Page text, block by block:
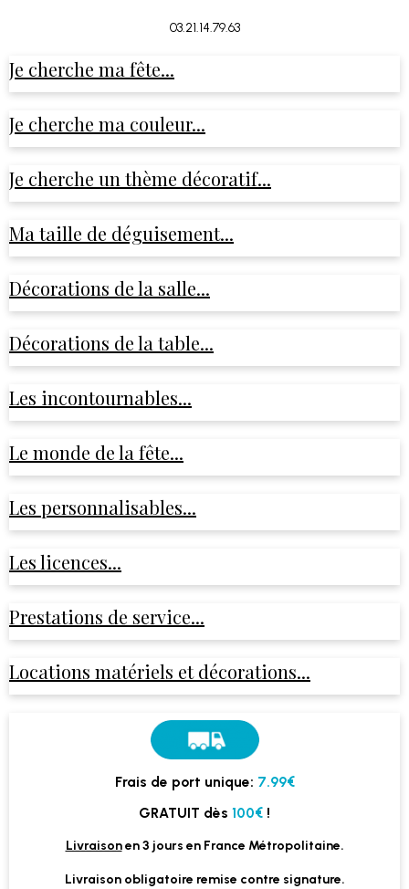
03.21.14.79.63
Je cherche ma fête...
Je cherche ma couleur...
Je cherche un thème décoratif...
Ma taille de déguisement...
Décorations de la salle...
Décorations de la table...
Les incontournables...
Le monde de la fête...
Les personnalisables...
Les licences...
Prestations de service...
Locations matériels et décorations...
Frais de port unique: 7.99€
GRATUIT dès 100€ !
Livraisonen 3 jours en France Métropolitaine.
Livraison obligatoire remise contre signature.